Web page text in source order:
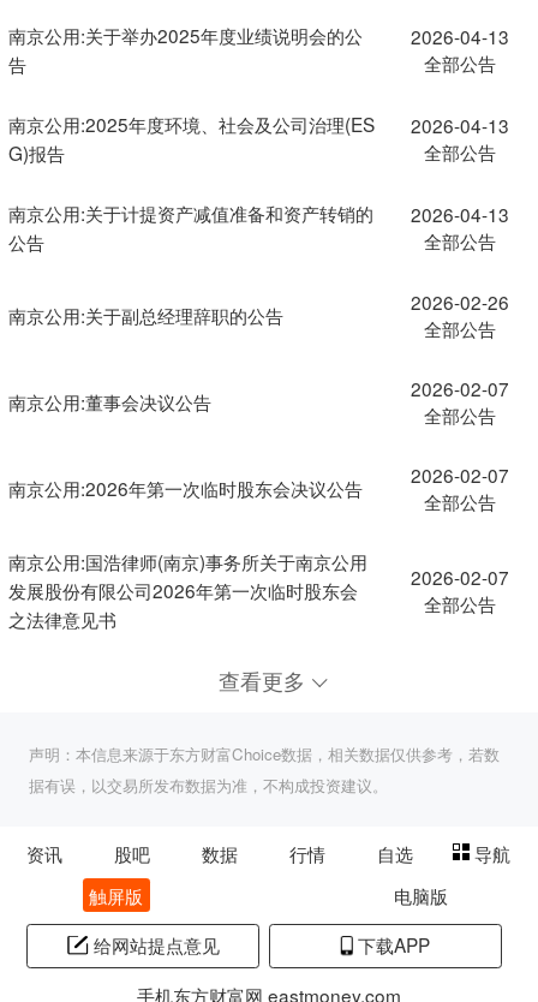
南京公用:关于举办2025年度业绩说明会的公
告
2026-04-13
全部公告
南京公用:2025年度环境、社会及公司治理(ES
G)报告
2026-04-13
全部公告
南京公用:关于计提资产减值准备和资产转销的
公告
2026-04-13
全部公告
南京公用:关于副总经理辞职的公告
2026-02-26
全部公告
南京公用:董事会决议公告
2026-02-07
全部公告
南京公用:2026年第一次临时股东会决议公告
2026-02-07
全部公告
南京公用:国浩律师(南京)事务所关于南京公用
发展股份有限公司2026年第一次临时股东会
之法律意见书
2026-02-07
全部公告
查看更多
声明：本信息来源于东方财富Choice数据，相关数据仅供参考，若数
据有误，以交易所发布数据为准，不构成投资建议。
资讯 股吧 数据 行情 自选
导航
触屏版
电脑版
给网站提点意见
下载APP
手机东方财富网 eastmoney.com